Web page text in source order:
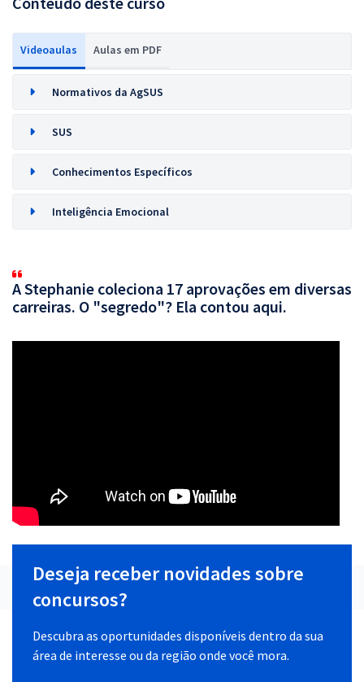
Videoaulas Aulas em PDF
Normativos da AgSUS
SUS
Conhecimentos Específicos
Inteligência Emocional
A Stephanie coleciona 17 aprovações em diversas
carreiras. O "segredo"? Ela contou aqui.
Deseja receber novidades sobre
concursos?
Descubra as oportunidades disponíveis dentro da sua
área de interesse ou da região onde você mora.